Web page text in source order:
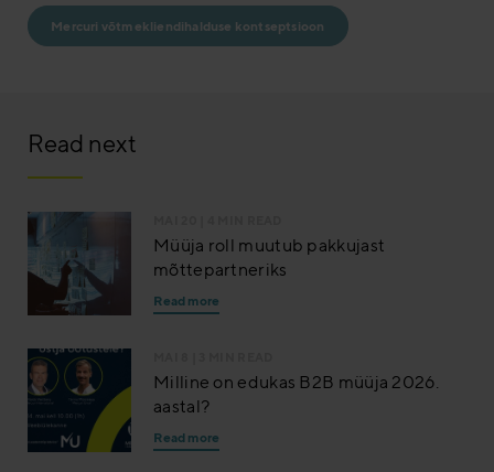
Mercuri võtmekliendihalduse kontseptsioon
Read next
Müüja roll muutub pakkujast
mõttepartneriks
Read more
Milline on edukas B2B müüja 2026.
aastal?
Read more